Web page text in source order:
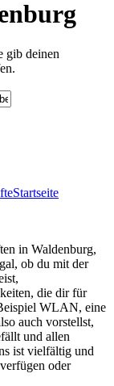
gib deinen
Startseite
in Waldenburg,
ob du mit der
die dir für
WLAN, eine
auch vorstellst,
und allen
ist vielfältig und
oder